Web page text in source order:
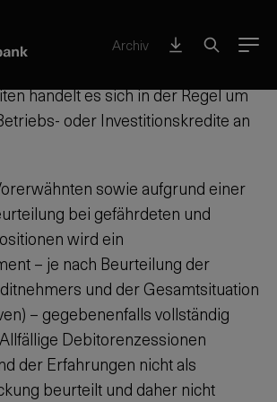
Archiv Menu
handelt es sich in der Regel um
oder Investitionskredite an
sowie aufgrund einer
bei gefährdeten und
wird ein
– je nach Beurteilung der
und der Gesamtsituation
– gegebenenfalls vollständig
Debitorenzessionen
der Erfahrungen nicht als
beurteilt und daher nicht